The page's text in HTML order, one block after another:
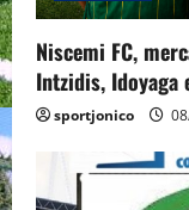
Niscemi FC,
Intzidis, Idoyaga
sportjonico